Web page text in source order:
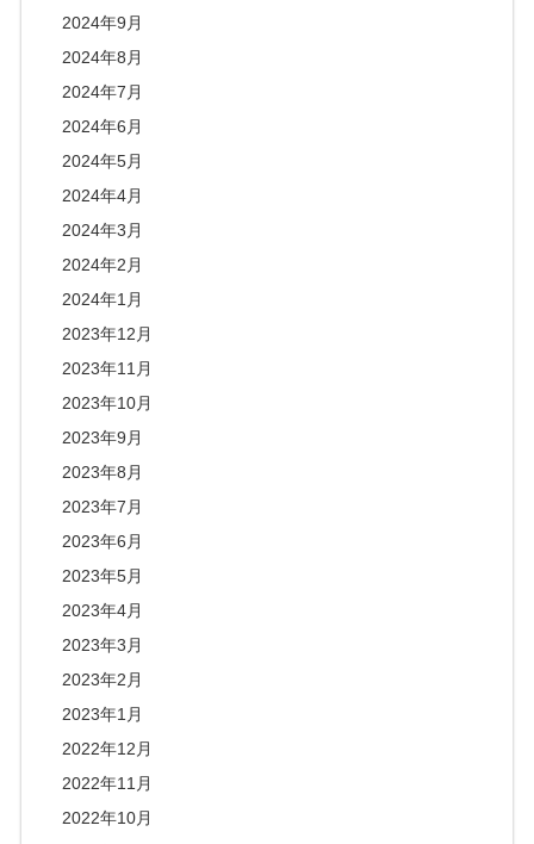
2024年9月
2024年8月
2024年7月
2024年6月
2024年5月
2024年4月
2024年3月
2024年2月
2024年1月
2023年12月
2023年11月
2023年10月
2023年9月
2023年8月
2023年7月
2023年6月
2023年5月
2023年4月
2023年3月
2023年2月
2023年1月
2022年12月
2022年11月
2022年10月